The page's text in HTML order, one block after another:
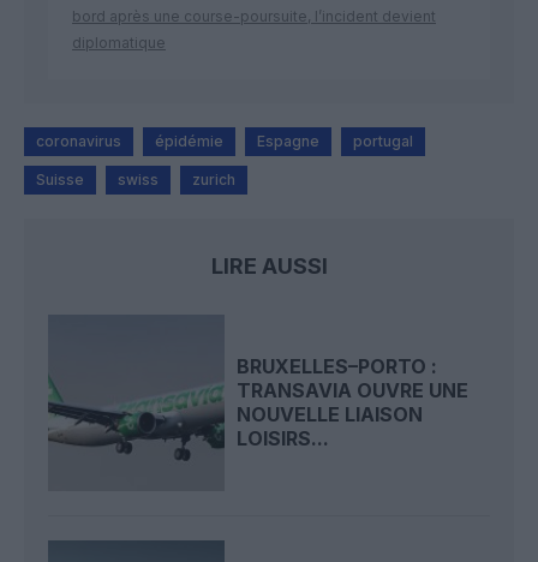
bord après une course-poursuite, l’incident devient
diplomatique
coronavirus épidémie Espagne portugal
Suisse swiss zurich
LIRE AUSSI
BRUXELLES–PORTO :
TRANSAVIA OUVRE UNE
NOUVELLE LIAISON
LOISIRS...